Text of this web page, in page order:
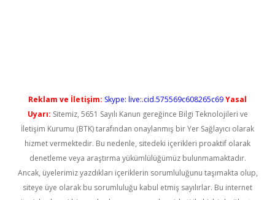
Reklam ve İletişim: Skype: live:.cid.575569c608265c69Yasal
Uyarı: Sitemiz, 5651 Sayılı Kanun gereğince Bilgi Teknolojileri ve
İletişim Kurumu (BTK) tarafından onaylanmış bir Yer Sağlayıcı olarak
hizmet vermektedir. Bu nedenle, sitedeki içerikleri proaktif olarak
denetleme veya araştırma yükümlülüğümüz bulunmamaktadır.
Ancak, üyelerimiz yazdıkları içeriklerin sorumluluğunu taşımakta olup,
siteye üye olarak bu sorumluluğu kabul etmiş sayılırlar. Bu internet